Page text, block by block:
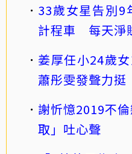
33歲女星告別9
計程車 每天淨
姜厚任小24歲
蕭彤雯發聲力挺
謝忻憶2019不
取」吐心聲